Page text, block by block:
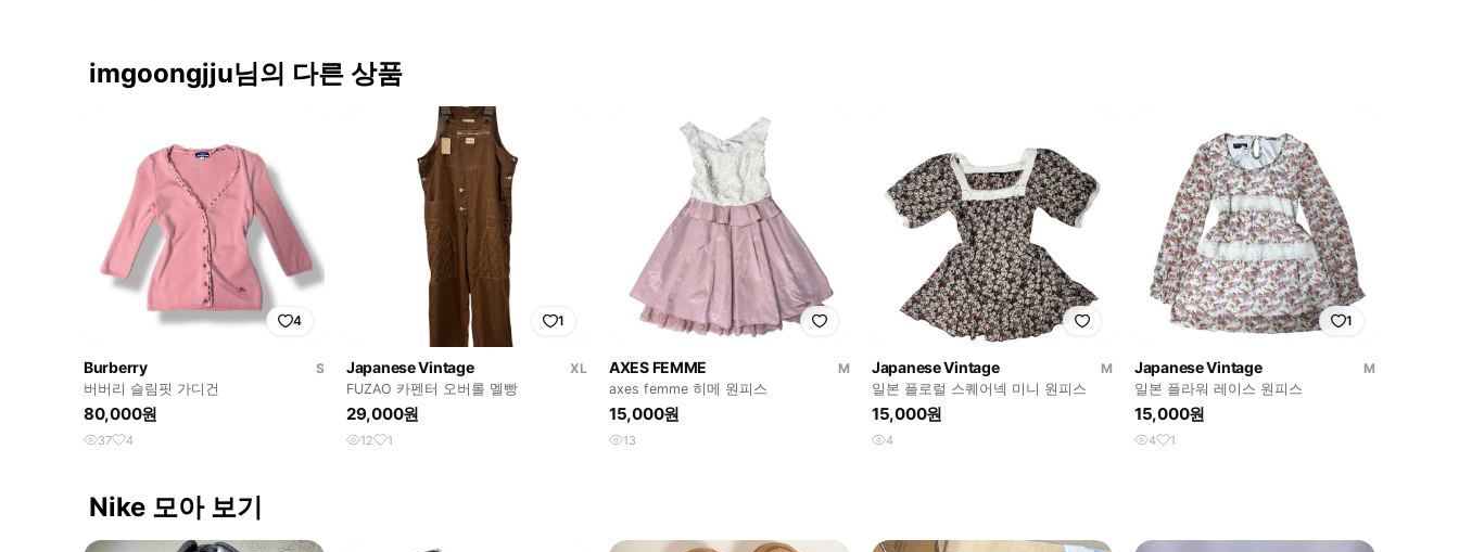
imgoongjju님의 다른 상품
4
Burberry
S
버버리 슬림핏 가디건
80,000원
37 4
1
Japanese Vintage
XL
FUZAO 카펜터 오버롤 멜빵
29,000원
12 1
AXES FEMME
M
axes femme 히메 원피스
15,000원
13
Japanese Vintage
M
일본 플로럴 스퀘어넥 미니 원피스
15,000원
4
1
Japanese Vintage
M
일본 플라워 레이스 원피스
15,000원
4 1
Nike 모아 보기